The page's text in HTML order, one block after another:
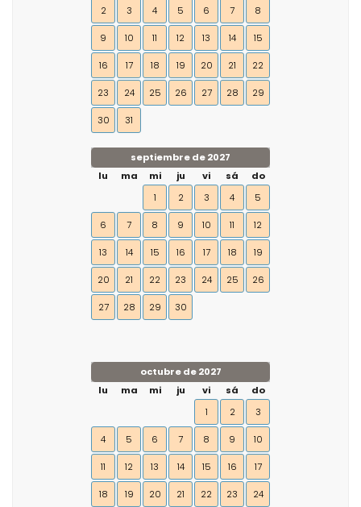
2 3 4 5 6 7 8
9 10 11 12 13 14 15
16 17 18 19 20 21 22
23 24 25 26 27 28 29
30 31
septiembre de 2027
lu
ma mi ju vi sá
do
1
2 3 4 5
6 7 8 9 10 11 12
13 14 15 16 17 18 19
20 21 22 23 24 25 26
27 28 29 30
octubre de 2027
lu
ma mi ju vi sá
do
1
2 3
4 5 6 7 8 9 10
11 12 13 14 15 16 17
18 19 20 21 22 23 24